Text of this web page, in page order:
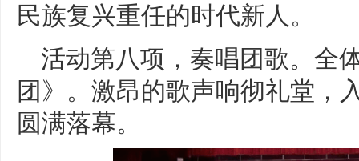
民族复兴重任的时代新人。
活动第八项，奏唱团歌。全
团》。激昂的歌声响彻礼堂，
圆满落幕。